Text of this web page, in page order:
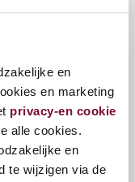
en
en marketing
privacy-en cookie
alle cookies.
en
te wijzigen via de
met dragers aan
een open
met de potenset
potenset (2
die onder het